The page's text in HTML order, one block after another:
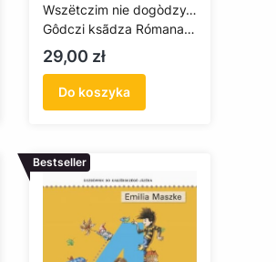
Wszëtczim nie dogòdzy…
Gôdczi ksãdza Rómana
Skwiercza
Cena
29,00 zł
Do koszyka
Bestseller